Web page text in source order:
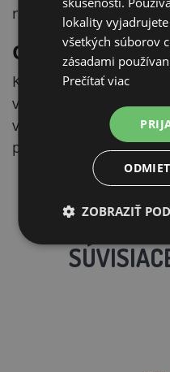
rozširovaní alebo
Odolnosť na
Kvalitné plastové
voči poveternostným
vydrží dlhodobé
podmienkach.
lokality
všetkých súborov
zásadami
Prečítať viac
ZOBRAZIŤ